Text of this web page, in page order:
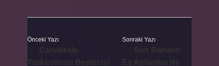
Önceki Yazı Sonraki Yazı